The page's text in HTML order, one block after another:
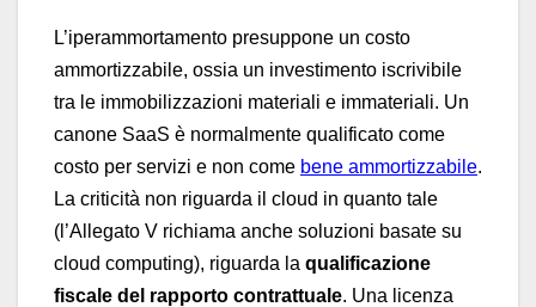
L’iperammortamento presuppone un costo
ammortizzabile, ossia un investimento iscrivibile
tra le immobilizzazioni materiali e immateriali. Un
canone SaaS è normalmente qualificato come
costo per servizi e non come bene ammortizzabile.
La criticità non riguarda il cloud in quanto tale
(l’Allegato V richiama anche soluzioni basate su
cloud computing), riguarda la qualificazione
fiscale del rapporto contrattuale. Una licenza